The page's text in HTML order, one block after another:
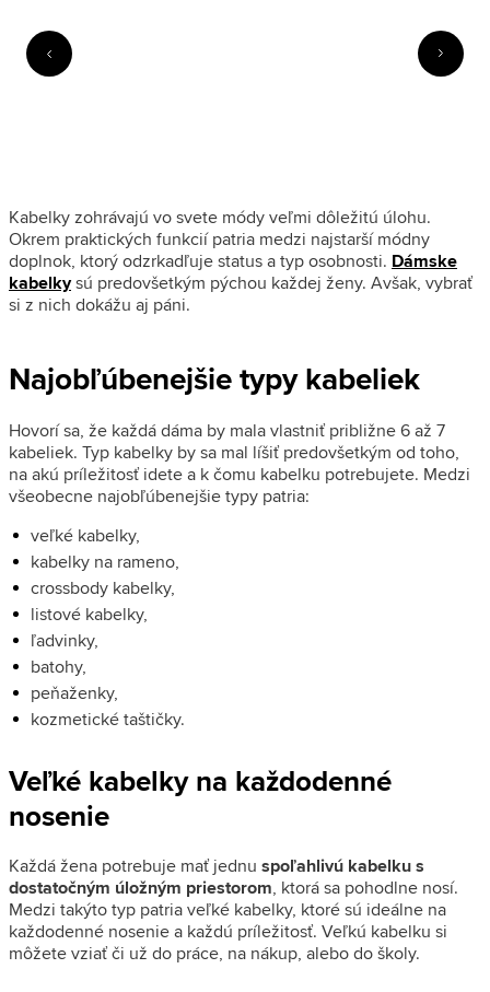
Kabelky zohrávajú vo svete módy veľmi dôležitú úlohu.
Okrem praktických funkcií patria medzi najstarší módny
doplnok, ktorý odzrkadľuje status a typ osobnosti. Dámske
kabelkysú predovšetkým pýchou každej ženy. Avšak, vybrať
si z nich dokážu aj páni.
Najobľúbenejšie typy kabeliek
Hovorí sa, že každá dáma by mala vlastniť približne 6 až 7
kabeliek. Typ kabelky by sa mal líšiť predovšetkým od toho,
na akú príležitosť idete a k čomu kabelku potrebujete. Medzi
všeobecne najobľúbenejšie typy patria:
veľké kabelky,
kabelky na rameno,
crossbody kabelky,
listové kabelky,
ľadvinky,
batohy,
peňaženky,
kozmetické taštičky.
Veľké kabelky na každodenné
nosenie
Každá žena potrebuje mať jednu spoľahlivú kabelku s
dostatočným úložným priestorom, ktorá sa pohodlne nosí.
Medzi takýto typ patria veľké kabelky, ktoré sú ideálne na
každodenné nosenie a každú príležitosť. Veľkú kabelku si
môžete vziať či už do práce, na nákup, alebo do školy.